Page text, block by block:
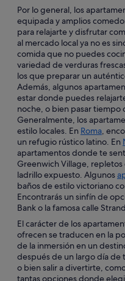
Por lo general, los
equipada y amplios
para relajarte y disfrutar
al mercado local ya no es
comida que no puedes
variedad de verduras
los que preparar un
Además, algunos
estar donde puedes
noche, o bien pasar tiempo
Generalmente, los
estilo locales. En Roma,
un refugio rústico latino. En
apartamentos donde te
Greenwich Village,
ladrillo expuesto. Algunos
baños de estilo victoriano
Encontrarás un sinfín de
Bank o la famosa calle
El carácter de los
ofrecen se traducen en la
de la inmersión en un
después de un largo día
o bien salir a divertirte,
tantas opciones donde